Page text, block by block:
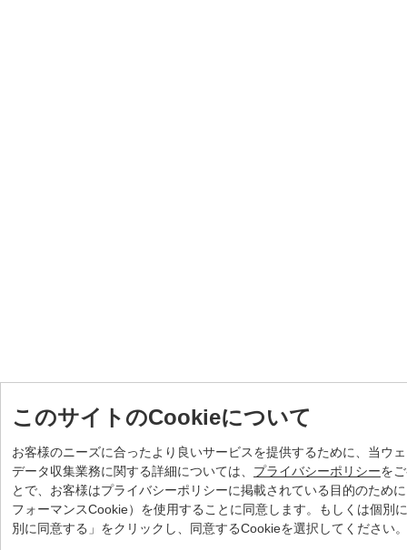
このサイトのCookieについて
お客様のニーズに合ったより良いサービスを提供するために、当ウ
データ収集業務に関する詳細については、 プライバシーポリシーを
とで、お客様はプライバシーポリシーに掲載されている目的のため
フォーマンスCookie）を使用することに同意します。もしくは個別
別に同意する」をクリックし、同意するCookieを選択してください。